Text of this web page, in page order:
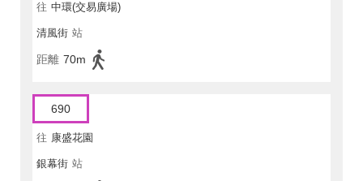
往 中環(交易廣場)
清風街 站
距離 70m
690
往 康盛花園
銀幕街 站